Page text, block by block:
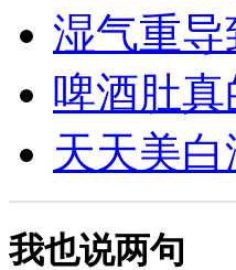
湿气重
啤酒肚
天天美
我也说两句